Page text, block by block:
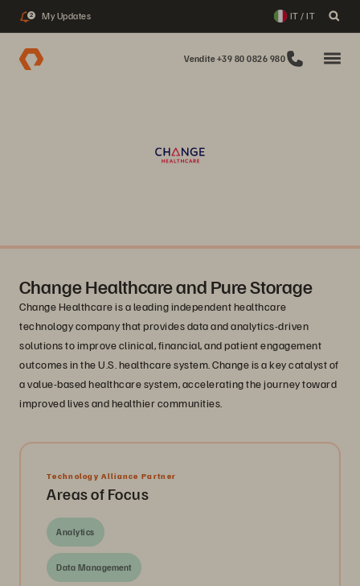
2 My Updates IT / IT
Vendite +39 80 0826 980
Change Healthcare and Pure Storage
Change Healthcare is a leading independent healthcare
technology company that provides data and analytics-driven
solutions to improve clinical, financial, and patient engagement
outcomes in the U.S. healthcare system. Change is a key catalyst of
a value-based healthcare system, accelerating the journey toward
improved lives and healthier communities.
Technology Alliance Partner
Areas of Focus
Analytics
Data Management